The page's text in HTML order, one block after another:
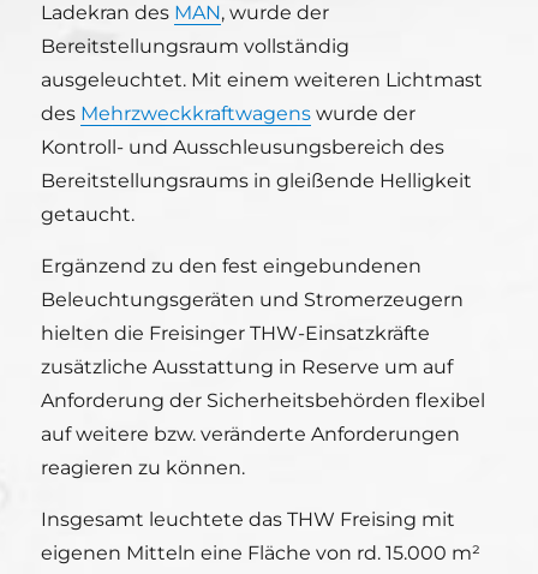
Ladekran des MAN, wurde der
Bereitstellungsraum vollständig
ausgeleuchtet. Mit einem weiteren Lichtmast
des Mehrzweckkraftwagens wurde der
Kontroll- und Ausschleusungsbereich des
Bereitstellungsraums in gleißende Helligkeit
getaucht.
Ergänzend zu den fest eingebundenen
Beleuchtungsgeräten und Stromerzeugern
hielten die Freisinger THW-Einsatzkräfte
zusätzliche Ausstattung in Reserve um auf
Anforderung der Sicherheitsbehörden flexibel
auf weitere bzw. veränderte Anforderungen
reagieren zu können.
Insgesamt leuchtete das THW Freising mit
eigenen Mitteln eine Fläche von rd. 15.000 m²